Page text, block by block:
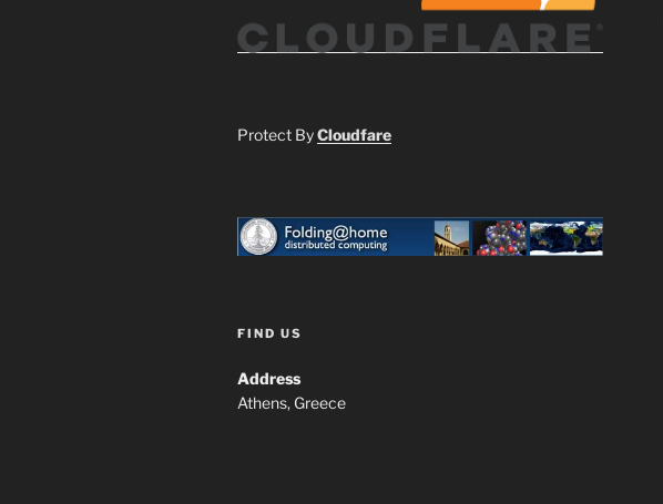
Protect ByCloudfare
FIND US
Address
Athens, Greece